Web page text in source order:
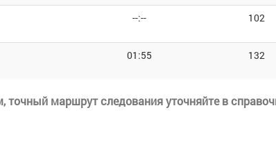
--:-- 102
01:55 132
маршрут следования уточняйте в